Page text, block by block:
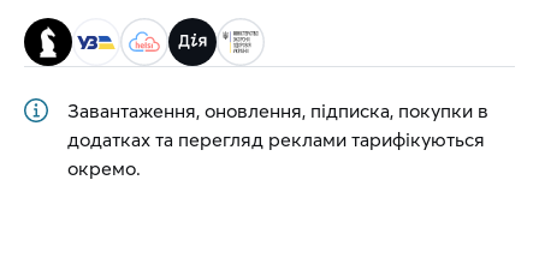
Завантаження, оновлення, підписка, покупки в
додатках та перегляд реклами тарифікуються
окремо.